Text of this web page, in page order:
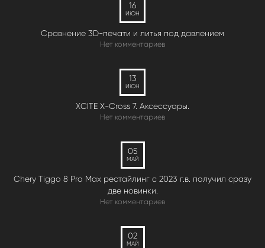
16
ИЮН
Сравнение 3D-печати и литья под давлением
Нет комментариев
13
ИЮН
XCITE X-Cross 7. Аксессуары.
Нет комментариев
05
МАЙ
Chery Tiggo 8 Pro Max рестайлинг с 2023 г.в. получил сразу
две новинки.
Нет комментариев
02
МАЙ